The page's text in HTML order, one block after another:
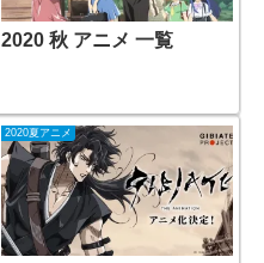
2020 秋 アニメ 一覧
2020夏アニメ